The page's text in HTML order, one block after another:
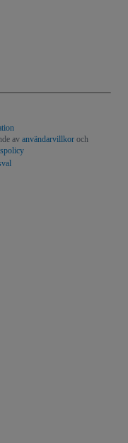
av användarvillkor och